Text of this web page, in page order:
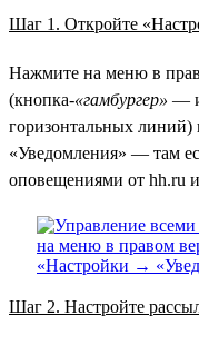
Шаг 1. Откройте
Нажмите на меню в
(кнопка-«гамбургер» —
горизонтальных
«Уведомления» — там
оповещениями от hh.ru
Шаг 2. Настройте